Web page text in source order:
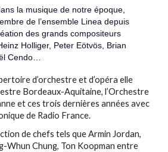
la musique de notre époque,
de l’ensemble Linea depuis
des grands compositeurs
Holliger, Peter Eötvös, Brian
Cendo…
d’orchestre et d’opéra elle
Bordeaux-Aquitaine, l’Orchestre
et ces trois dernières années avec
de Radio France.
de chefs tels que Armin Jordan,
Whun Chung, Ton Koopman entre